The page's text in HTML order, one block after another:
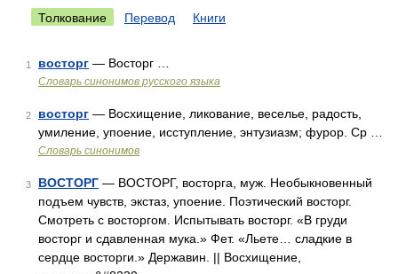
Толкование Перевод Книги
1 восторг — Восторг …
Словарь синонимов русского языка
2 восторг — Восхищение, ликование, веселье, радость,
умиление, упоение, исступление, энтузиазм; фурор. Ср …
Словарь синонимов
3 ВОСТОРГ — ВОСТОРГ, восторга, муж. Необыкновенный
подъем чувств, экстаз, упоение. Поэтический восторг.
Смотреть с восторгом. Испытывать восторг. «В груди
восторг и сдавленная мука.» Фет. «Льете… сладкие в
сердце восторги.» Державин. || Восхищение,